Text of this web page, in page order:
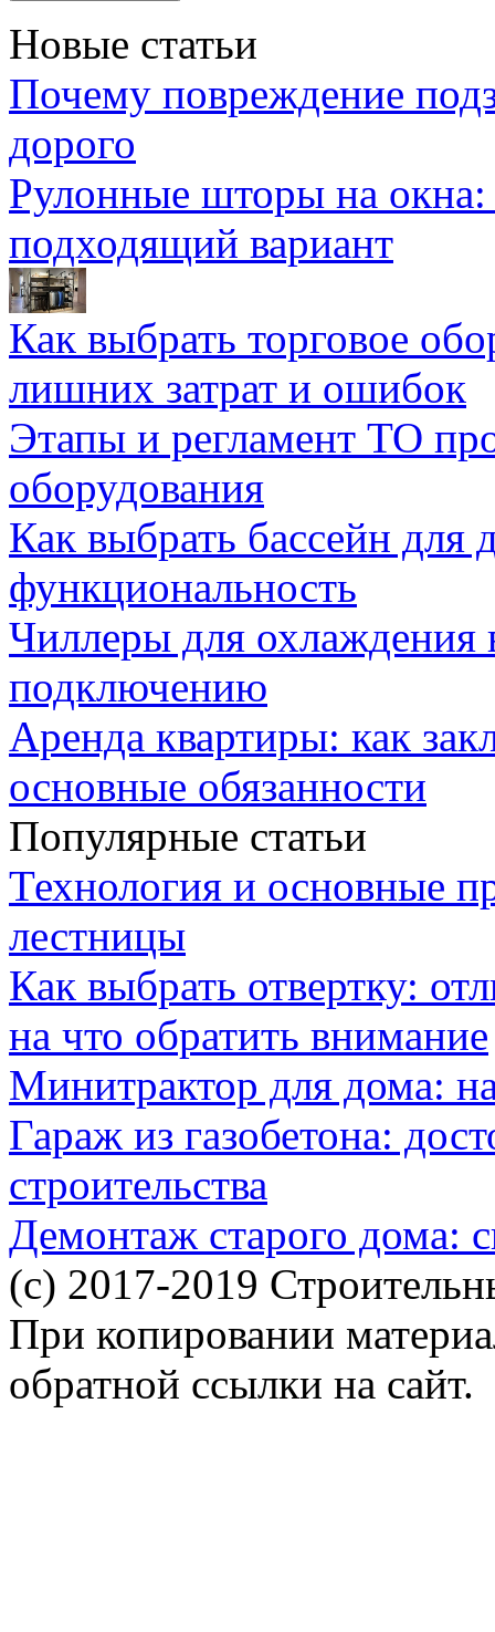
Новые статьи
Почему повреждение
дорого
Рулонные шторы на
подходящий вариант
Как выбрать торговое
лишних затрат и ошибок
Этапы и регламент ТО
оборудования
Как выбрать бассейн для
функциональность
Чиллеры для охлаждения
подключению
Аренда квартиры: как
основные обязанности
Популярные статьи
Технология и основные
лестницы
Как выбрать отвертку:
на что обратить внимание
Минитрактор для дома:
Гараж из газобетона:
строительства
Демонтаж старого дома:
(c) 2017-2019
При копировании
обратной ссылки на сайт.